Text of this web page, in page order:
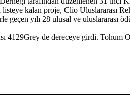
kalan proje, Clio Uluslararası
yılı 28 ulusal ve uluslararası
4129Grey de dereceye girdi. Tohum